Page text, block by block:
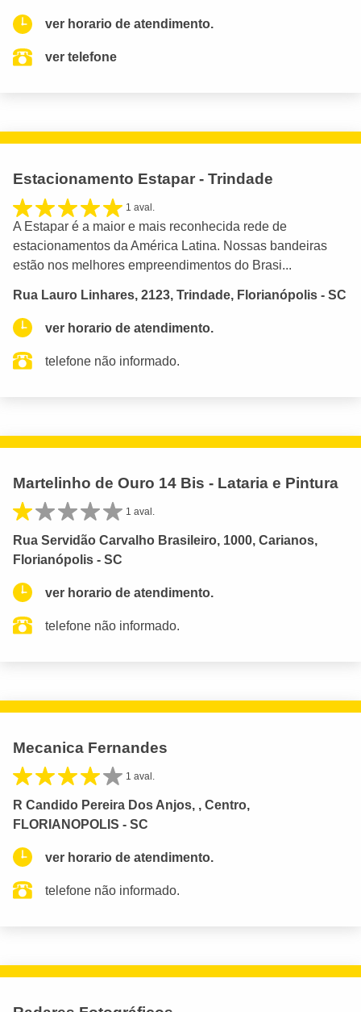
ver horario de atendimento.
ver telefone
Estacionamento Estapar - Trindade
1 aval.
A Estapar é a maior e mais reconhecida rede de
estacionamentos da América Latina. Nossas bandeiras
estão nos melhores empreendimentos do Brasi...
Rua Lauro Linhares, 2123, Trindade, Florianópolis - SC
ver horario de atendimento.
telefone não informado.
Martelinho de Ouro 14 Bis - Lataria e Pintura
1 aval.
Rua Servidão Carvalho Brasileiro, 1000, Carianos,
Florianópolis - SC
ver horario de atendimento.
telefone não informado.
Mecanica Fernandes
1 aval.
R Candido Pereira Dos Anjos, , Centro,
FLORIANOPOLIS - SC
ver horario de atendimento.
telefone não informado.